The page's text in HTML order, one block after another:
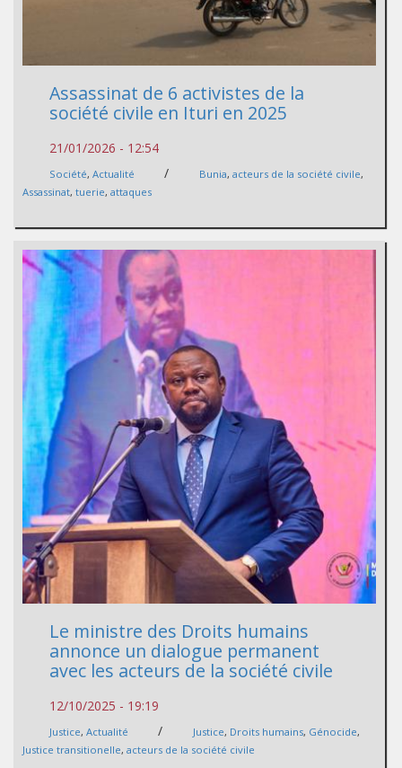
Assassinat de 6 activistes de la
société civile en Ituri en 2025
21/01/2026 - 12:54
Société, Actualité / Bunia, acteurs de la société civile,
Assassinat, tuerie, attaques
Le ministre des Droits humains
annonce un dialogue permanent
avec les acteurs de la société civile
12/10/2025 - 19:19
Justice, Actualité / Justice, Droits humains, Génocide,
Justice transitionelle, acteurs de la société civile